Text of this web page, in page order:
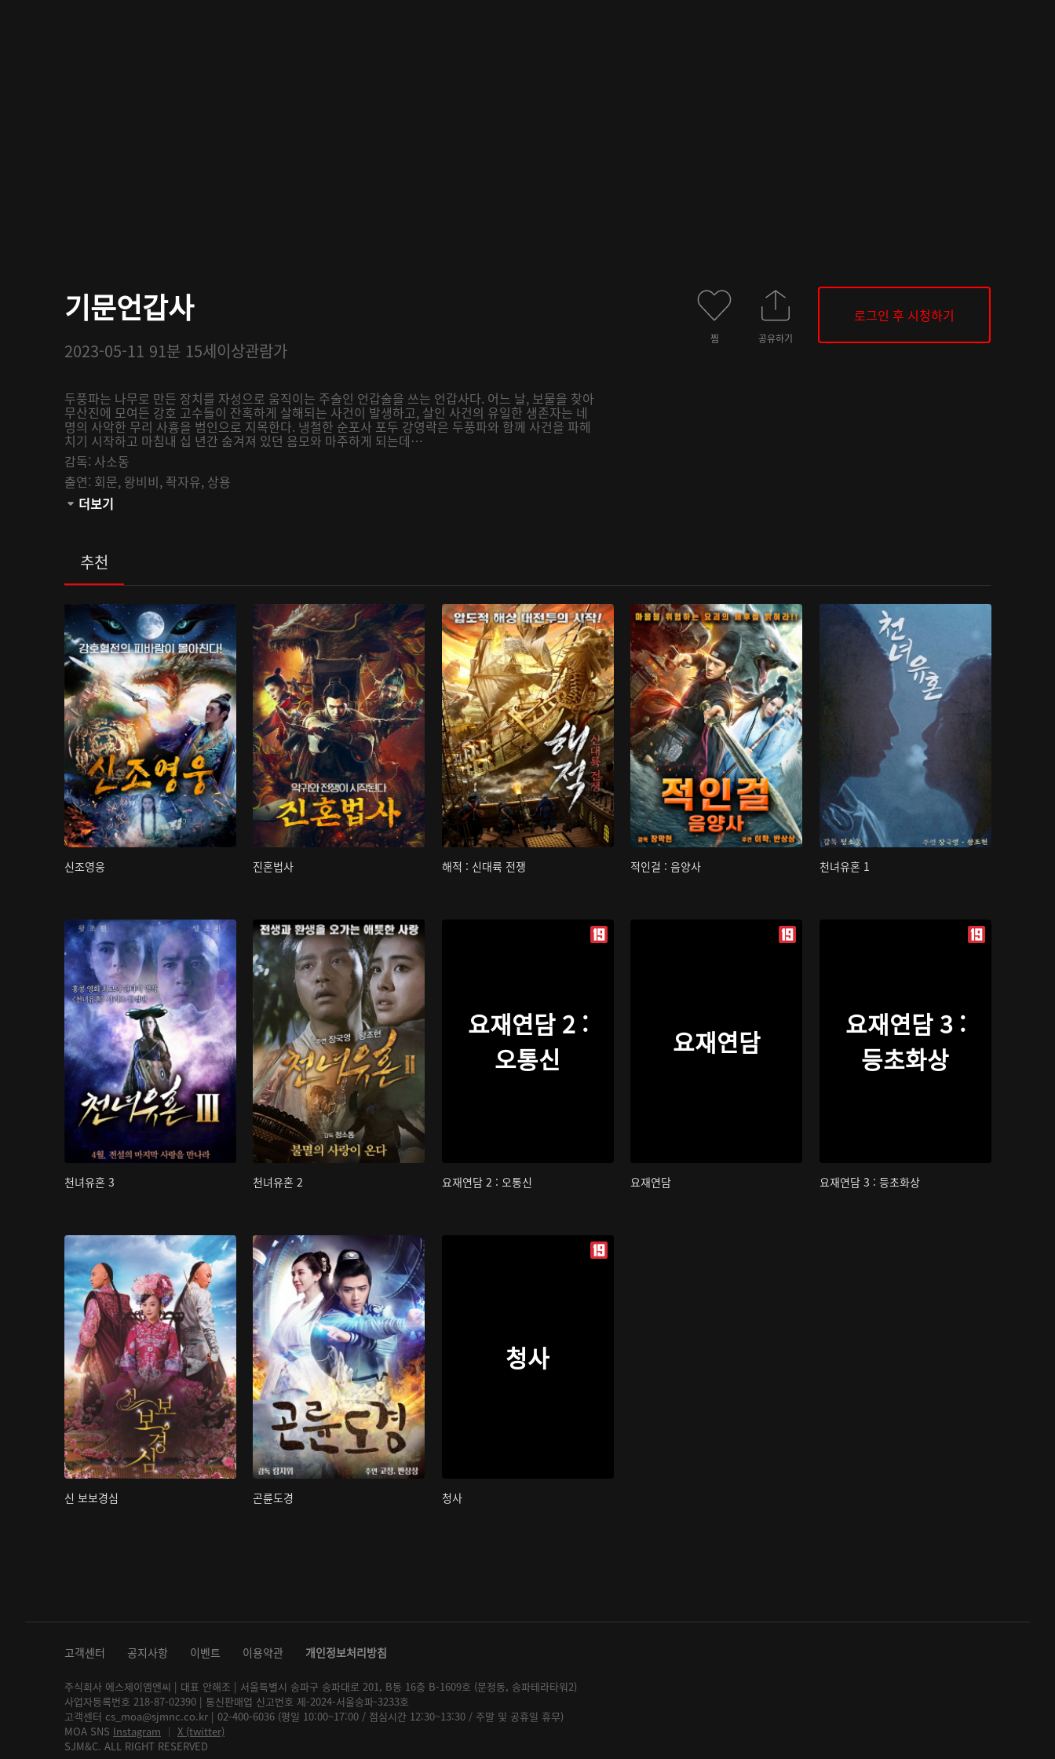
기문언갑사
2023-05-11 91분 15세이상관람가
두풍파는 나무로 만든 장치를 자성으로 움직이는 주술인 언갑술을 쓰는 언갑사다. 어느 날, 보물을 찾아
무산진에 모여든 강호 고수들이 잔혹하게 살해되는 사건이 발생하고, 살인 사건의 유일한 생존자는 네
명의 사악한 무리 사흉을 범인으로 지목한다. 냉철한 순포사 포두 강영락은 두풍파와 함께 사건을 파헤
치기 시작하고 마침내 십 년간 숨겨져 있던 음모와 마주하게 되는데…
감독: 사소동
출연: 회문, 왕비비, 좍자유, 상용
관람등급:
더보기
찜 공유하기
로그인 후 시청하기
추천
신조영웅 진혼법사 해적 : 신대륙 전쟁 적인걸 : 음양사 천녀유혼 1
천녀유혼 3 천녀유혼 2
요재연담 2 :
오통신
요재연담 2 : 오통신
요재연담
요재연담
요재연담 3 :
등초화상
요재연담 3 : 등초화상
신 보보경심 곤륜도경
청사
청사
고객센터 공지사항 이벤트 이용약관 개인정보처리방침
주식회사 에스제이엠엔씨 | 대표 안해조 | 서울특별시 송파구 송파대로 201, B동 16층 B-1609호 (문정동, 송파테라타워2)
사업자등록번호 218-87-02390 | 통신판매업 신고번호 제-2024-서울송파-3233호
고객센터 cs_moa@sjmnc.co.kr | 02-400-6036 (평일 10:00~17:00 / 점심시간 12:30~13:30 / 주말 및 공휴일 휴무)
MOA SNS Instagram │ X (twitter)
SJM&C. ALL RIGHT RESERVED